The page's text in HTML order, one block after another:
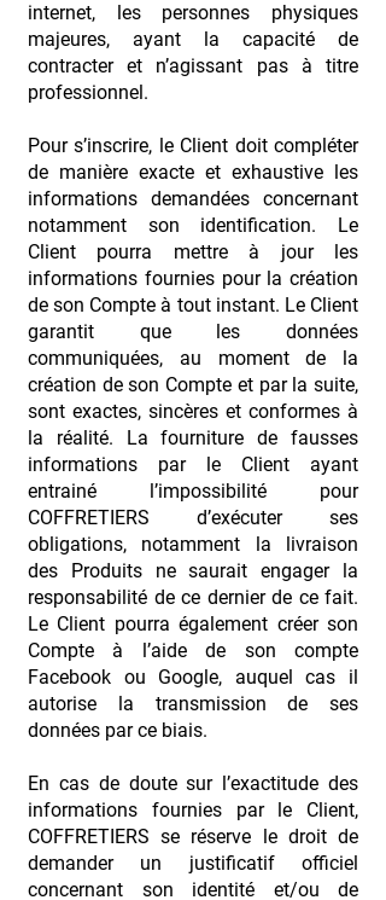
internet, les personnes physiques
majeures, ayant la capacité de
contracter et n’agissant pas à titre
professionnel.
Pour s’inscrire, le Client doit compléter
de manière exacte et exhaustive les
informations demandées concernant
notamment son identification. Le
Client pourra mettre à jour les
informations fournies pour la création
de son Compte à tout instant. Le Client
garantit que les données
communiquées, au moment de la
création de son Compte et par la suite,
sont exactes, sincères et conformes à
la réalité. La fourniture de fausses
informations par le Client ayant
entrainé l’impossibilité pour
COFFRETIERS d’exécuter ses
obligations, notamment la livraison
des Produits ne saurait engager la
responsabilité de ce dernier de ce fait.
Le Client pourra également créer son
Compte à l’aide de son compte
Facebook ou Google, auquel cas il
autorise la transmission de ses
données par ce biais.
En cas de doute sur l’exactitude des
informations fournies par le Client,
COFFRETIERS se réserve le droit de
demander un justificatif officiel
concernant son identité et/ou de